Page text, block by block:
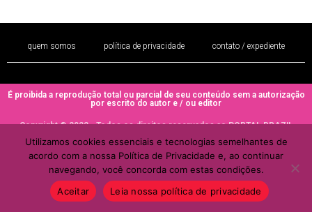
quem somos política de privacidade contato / expediente
É proibida a reprodução total ou parcial de seu conteúdo sem a autorização
por escrito do autor e / ou editor
Copyright © 2022 - Todos os direitos reservados ao PORTAL BRAZIL
Utilizamos cookies essenciais e tecnologias semelhantes de
acordo com a nossa Política de Privacidade e, ao continuar
navegando, você concorda com estas condições.
Aceitar
Leia nossa política de privacidade